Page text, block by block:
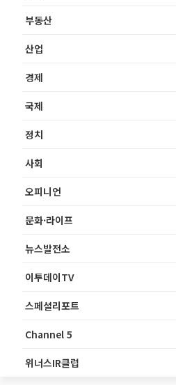
부동산
산업
경제
국제
정치
사회
오피니언
문화·라이프
뉴스발전소
이투데이TV
스페셜리포트
Channel 5
위너스IR클럽